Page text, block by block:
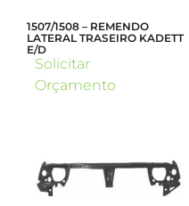
1507/1508 – REMENDO
LATERAL TRASEIRO KADETT
E/D
Solicitar
Orçamento